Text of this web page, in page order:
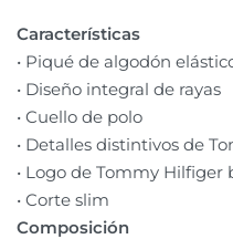
Características
• Piqué de algodón
• Diseño integral de rayas
• Cuello de polo
• Detalles distintivos de
• Logo de Tommy
• Corte slim
Composición